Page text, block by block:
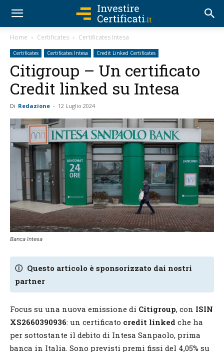
Home Certificates Certificates Intesa
Certificates Certificates Intesa Credit Linked Certificates
Citigroup – Un certificato
Credit linked su Intesa
Di Redazione - 12 Luglio 2024
Banca Intesa
ⓘ Questo articolo è sponsorizzato dai nostri
partner
Focus su una nuova emissione di Citigroup, con ISIN
XS2660390936: un certificato credit linked che ha
per sottostante il debito di Intesa Sanpaolo, prima
banca in Italia. Sono previsti premi fissi del 4,05% su